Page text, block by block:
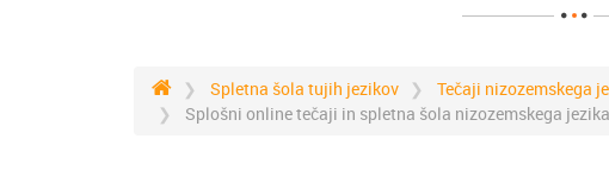
Spletna šola tujih jezikov
Tečaji nizozemskega
Splošni online tečaji in spletna šola nizozemskega jezika